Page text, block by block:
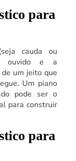
para
cauda ou
ouvido e a
um jeito que
Um piano
pode ser o
para construir
para